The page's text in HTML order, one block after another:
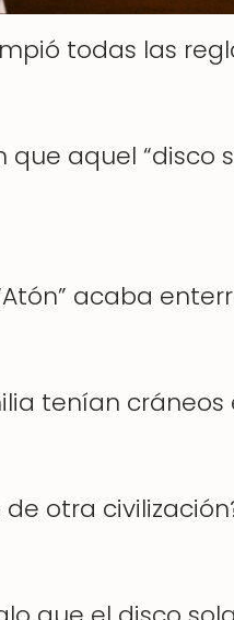
todas las
aquel “disco
acaba
tenían cráneos
otra